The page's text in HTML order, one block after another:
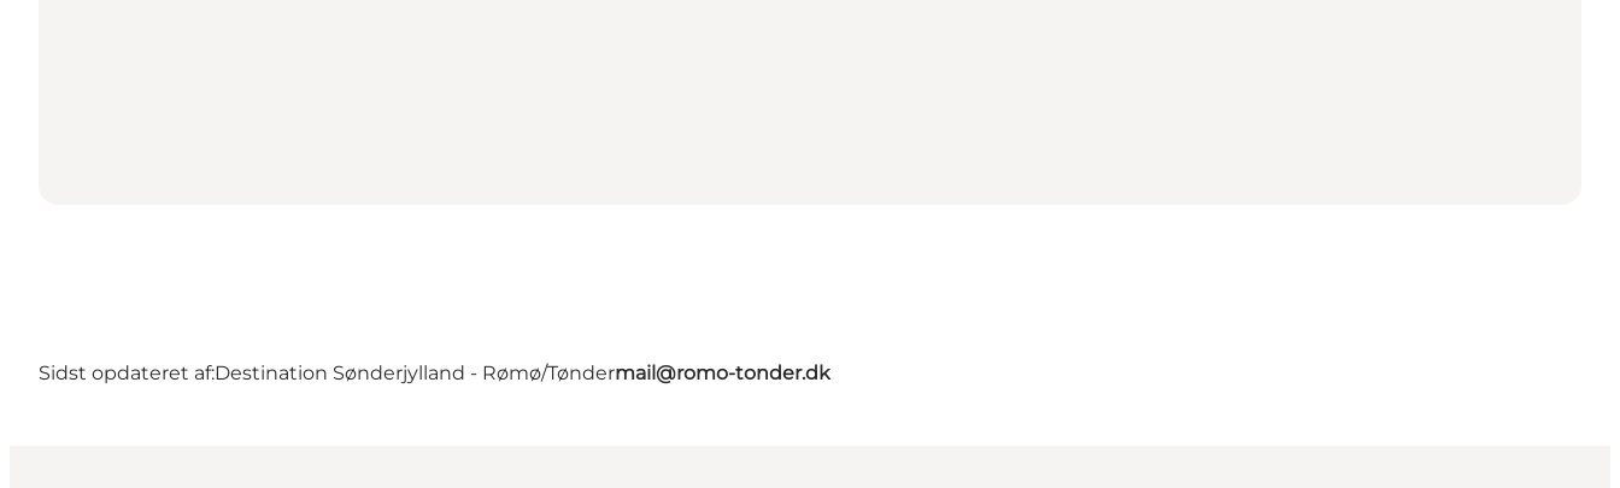
Sidst opdateret af:Destination Sønderjylland - Rømø/Tøndermail@romo-tonder.dk